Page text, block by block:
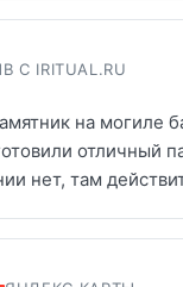
С IRITUAL.RU
на могиле
отличный
нет, там